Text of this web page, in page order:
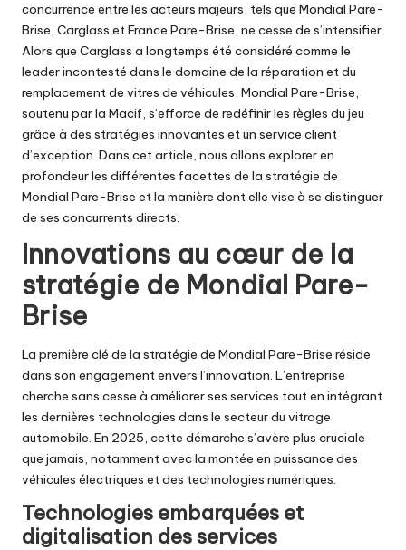
concurrence entre les acteurs majeurs, tels que Mondial Pare-
Brise, Carglass et France Pare-Brise, ne cesse de s’intensifier.
Alors que Carglass a longtemps été considéré comme le
leader incontesté dans le domaine de la réparation et du
remplacement de vitres de véhicules, Mondial Pare-Brise,
soutenu par la Macif, s’efforce de redéfinir les règles du jeu
grâce à des stratégies innovantes et un service client
d’exception. Dans cet article, nous allons explorer en
profondeur les différentes facettes de la stratégie de
Mondial Pare-Brise et la manière dont elle vise à se distinguer
de ses concurrents directs.
Innovations au cœur de la
stratégie de Mondial Pare-
Brise
La première clé de la stratégie de Mondial Pare-Brise réside
dans son engagement envers l’innovation. L’entreprise
cherche sans cesse à améliorer ses services tout en intégrant
les dernières technologies dans le secteur du vitrage
automobile. En 2025, cette démarche s’avère plus cruciale
que jamais, notamment avec la montée en puissance des
véhicules électriques et des technologies numériques.
Technologies embarquées et
digitalisation des services